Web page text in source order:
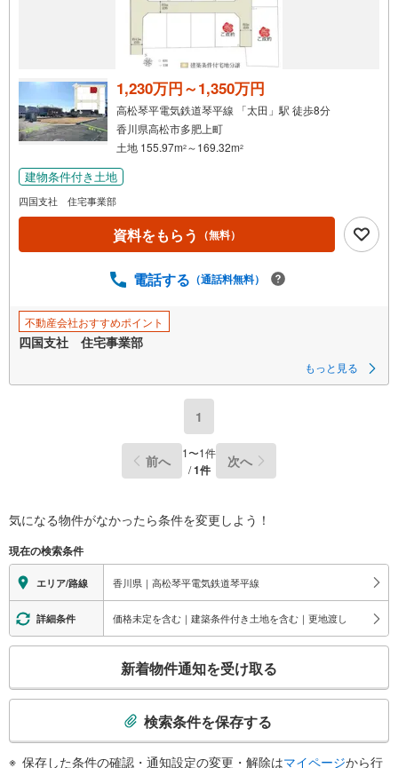
1,230万円～1,350万円
高松琴平電気鉄道琴平線 「太田」駅 徒歩8分
香川県高松市多肥上町
土地 155.97m2 ～169.32m2
建物条件付き土地
四国支社 住宅事業部
資料をもらう （無料）
電話する （通話料無料）
不動産会社おすすめポイント
四国支社 住宅事業部
もっと見る
1
前へ 1〜1件
/1件 次へ
気になる物件がなかったら条件を変更しよう！
現在の検索条件
エリア/路線 香川県｜高松琴平電気鉄道琴平線
詳細条件 価格未定を含む｜建築条件付き土地を含む｜更地渡し
検
新着物件通知を受け取る
検索条件を保存する
保存した条件の確認・通知設定の変更・解除はマイページから行